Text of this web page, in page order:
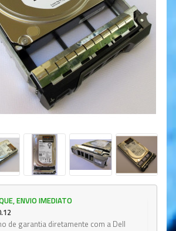
ENVIO IMEDIATO
de garantia diretamente com a Dell